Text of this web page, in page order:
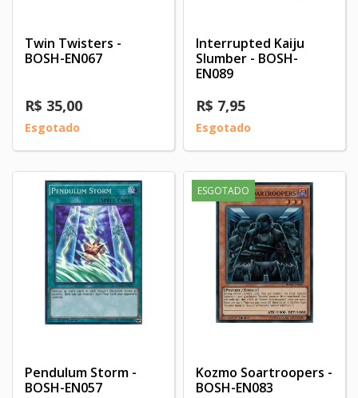
Twin Twisters -
BOSH-EN067
R$ 35,00
Esgotado
Interrupted Kaiju
Slumber - BOSH-
EN089
R$ 7,95
Esgotado
Pendulum Storm -
BOSH-EN057
ESGOTADO
Kozmo Soartroopers -
BOSH-EN083